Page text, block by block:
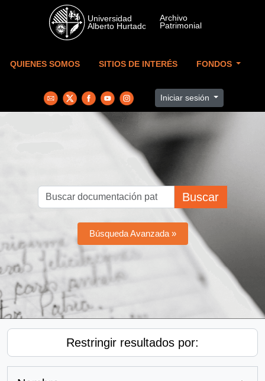
Skip to main content
QUIENES SOMOS SITIOS DE INTERÉS FONDOS
Iniciar sesión
Buscar
Búsqueda Avanzada »
Restringir resultados por: